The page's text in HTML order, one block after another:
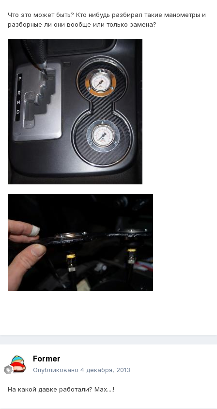
Что это может быть? Кто нибудь разбирал такие манометры и
разборные ли они вообще или только замена?
Former
Опубликовано 4 декабря, 2013
На какой давке работали? Мах....!